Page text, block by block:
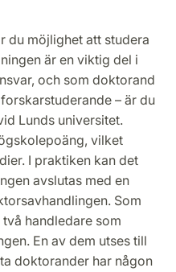
du möjlighet att studera
är en viktig del i
och som doktorand
– är du
Lunds universitet.
vilket
I praktiken kan det
avslutas med en
Som
handledare som
En av dem utses till
doktorander har någon